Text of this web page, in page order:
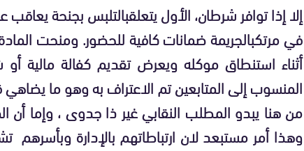
إلا إذا توافر شرطان، الأول يتعلقبالتلبس بجنحة يعاقب
في مرتكبالجريمة ضمانات كافية للحضور.ومنحت
أثناء استنطاق موكله ويعرضتقديم كفالة مالية
المنسوب إلى المتابعين تم الاعتراف به وهو ما يضاهي
من هنا يبدو المطلب النقابي غير ذا جدوى ، وإما أن
وهذا أمر مستبعد لان ارتباطاتهم بالإدارة وبأسرهم